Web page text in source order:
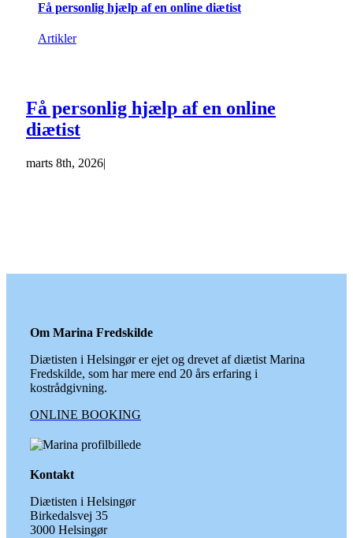
Få personlig hjælp af en online diætist
Artikler
Få personlig hjælp af en online
diætist
marts 8th, 2026|
Om Marina Fredskilde
Diætisten i Helsingør er ejet og drevet af diætist Marina
Fredskilde, som har mere end 20 års erfaring i
kostrådgivning.
ONLINE BOOKING
Kontakt
Diætisten i Helsingør
Birkedalsvej 35
3000 Helsingør